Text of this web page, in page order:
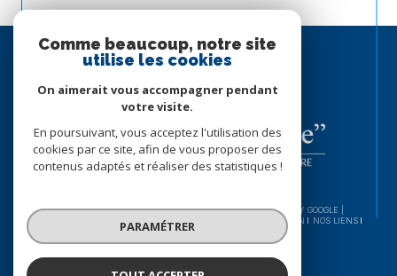
ESPACE
PROPRIÉTAIRE
SE CONNECTER
© 2026 | TOUS DROITS RÉSERVÉS | TRADUCTION POWERED BY GOOGLE |
PLAN DU SITE ADMIN
NOS LIENS
POLITIQUE RGPD
Comme beaucoup, notre site
utilise les cookies
On aimerait vous accompagner pendant
votre visite.
En poursuivant, vous acceptez l'utilisation des
cookies par ce site, afin de vous proposer des
contenus adaptés et réaliser des statistiques !
PARAMÉTRER